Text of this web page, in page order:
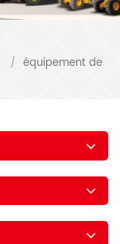
/ équipement de